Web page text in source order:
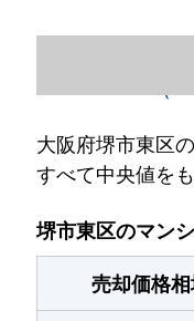
大阪府堺市東区
すべて中央値を
堺市東区のマン
売却価格